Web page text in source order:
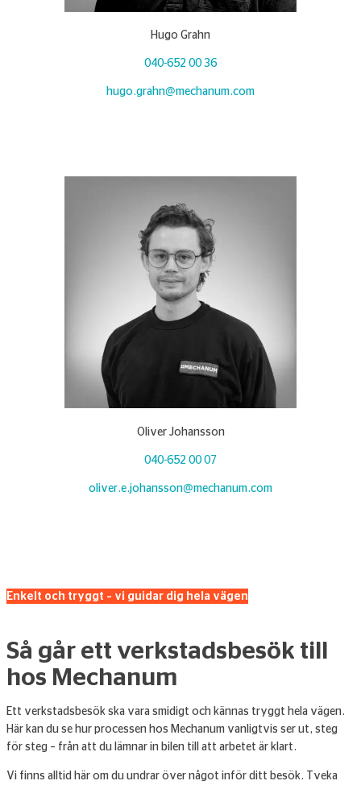
Hugo Grahn
040-652 00 36
hugo.grahn@mechanum.com
Oliver Johansson
040-652 00 07
oliver.e.johansson@mechanum.com
Enkelt och tryggt – vi guidar dig hela vägen
Så går ett verkstadsbesök till
hos Mechanum
Ett verkstadsbesök ska vara smidigt och kännas tryggt hela vägen.
Här kan du se hur processen hos Mechanum vanligtvis ser ut, steg
för steg – från att du lämnar in bilen till att arbetet är klart.
Vi finns alltid här om du undrar över något inför ditt besök. Tveka